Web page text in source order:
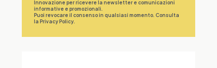
Innovazione per ricevere la newsletter e comunicazioni
informative e promozionali.
Puoi revocare il consenso in qualsiasi momento. Consulta
la Privacy Policy.